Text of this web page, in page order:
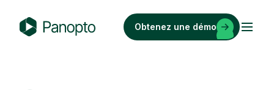
Obtenez une démo